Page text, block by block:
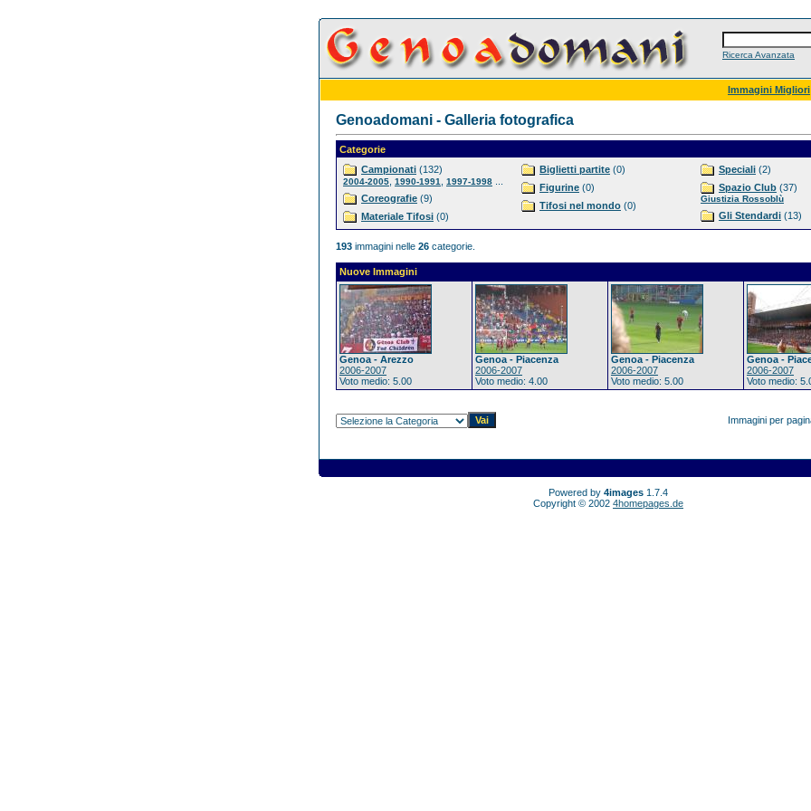
Ricerca Avanzata
Immagini Migliori
Genoadomani - Galleria fotografica
Categorie
Campionati (132)
2004-2005 1990-1991 1997-1998
Coreografie (9)
Materiale Tifosi (0)
Biglietti partite (0)
Figurine (0)
Tifosi nel mondo (0)
Speciali (2)
Spazio Club (37)
Giustizia Rossoblù
Gli Stendardi (13)
193 immagini nelle 26 categorie.
Nuove Immagini
Genoa - Arezzo
2006-2007
Voto medio: 5.00
Genoa - Piacenza
2006-2007
Voto medio: 4.00
Genoa - Piacenza
2006-2007
Voto medio: 5.00
Genoa -
2006-2007
Voto medio:
Immagini per
Powered by 4images 1.7.4
Copyright © 2002 4homepages.de